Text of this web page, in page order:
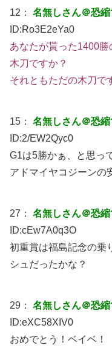
12： 名無しさん＠恐縮
ID:Ro3E2eYa0
あなたが貰った1400
木刀ですか？
それともただの木刀で
15： 名無しさん＠恐縮
ID:2/EW2Qyc0
G1は5勝かぁ、と思っ
アドマイヤコジーンの
27： 名無しさん＠恐縮
ID:cEw7A0q3O
初重賞は福島記念の乗
シュだったかな？
29： 名無しさん＠恐縮
ID:eXC58XIV0
おめでとう！ベイベ！